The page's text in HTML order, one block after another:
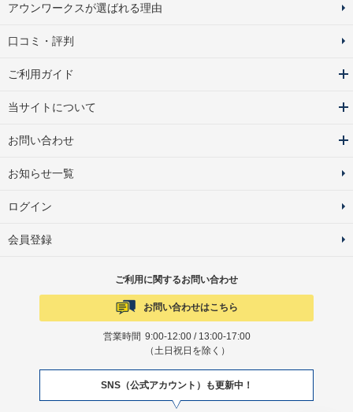
アウンワークスが選ばれる理由
口コミ・評判
ご利用ガイド
当サイトについて
お問い合わせ
お知らせ一覧
ログイン
会員登録
ご利用に関するお問い合わせ
お問い合わせはこちら
営業時間 9:00-12:00 / 13:00-17:00
（土日祝日を除く）
SNS（公式アカウント）も更新中！